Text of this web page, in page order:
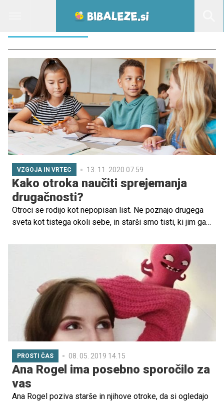
DRUGACNOST
VZGOJA IN VRTEC 13. 11. 2020 07.59
Kako otroka naučiti sprejemanja
drugačnosti?
Otroci se rodijo kot nepopisan list. Ne poznajo drugega
sveta kot tistega okoli sebe, in starši smo tisti, ki jim ga
Pomembno se je pogovarjati o vseh temah, se informirati
in širiti prijaznost ter razumevanje drug do drugega. Le
tako bodo naši otroci zrasli v strpne, ljubeče in
odgovorne odrasle.
PROSTI ČAS 08. 05. 2019 14.15
Ana Rogel ima posebno sporočilo za
vas
Ana Rogel poziva starše in njihove otroke, da si ogledajo